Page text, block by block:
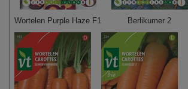
Wortelen Purple Haze F1 Berlikumer 2